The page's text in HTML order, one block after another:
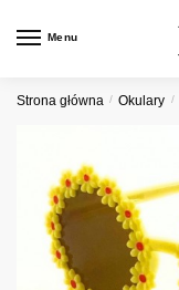
Menu
Strona główna / Okulary /